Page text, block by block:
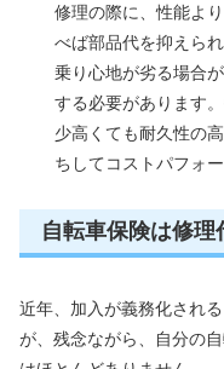
修理の際に、性能よ
べば部品代を抑えら
乗り心地が劣る場合
する必要があります
少高くても耐久性の
ちしてコストパフォ
自転車保険は修理
近年、加入が義務化され
が、残念ながら、自分の